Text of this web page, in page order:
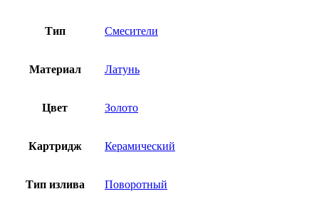
Тип Смесители
Материал Латунь
Цвет Золото
Картридж Керамический
Тип излива Поворотный